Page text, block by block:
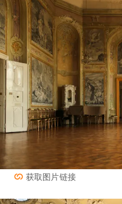
获取图片链接